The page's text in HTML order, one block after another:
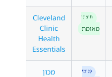
חִיצוֹנִי
מאומת
Cleveland
Clinic
Health
Essentials
פְּנִימִי
מכון